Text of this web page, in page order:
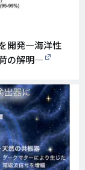
開発―海洋性
の解明―